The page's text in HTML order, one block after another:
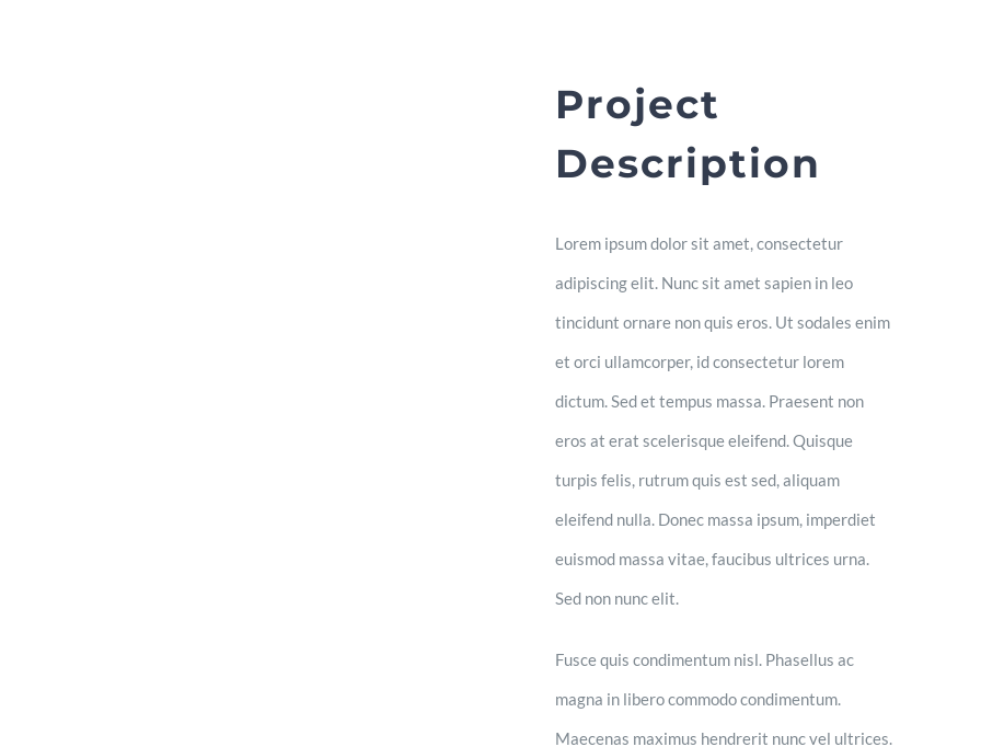
Project
Description
Lorem ipsum dolor sit amet, consectetur
adipiscing elit. Nunc sit amet sapien in leo
tincidunt ornare non quis eros. Ut sodales enim
et orci ullamcorper, id consectetur lorem
dictum. Sed et tempus massa. Praesent non
eros at erat scelerisque eleifend. Quisque
turpis felis, rutrum quis est sed, aliquam
eleifend nulla. Donec massa ipsum, imperdiet
euismod massa vitae, faucibus ultrices urna.
Sed non nunc elit.
Fusce quis condimentum nisl. Phasellus ac
magna in libero commodo condimentum.
Maecenas maximus hendrerit nunc vel ultrices.